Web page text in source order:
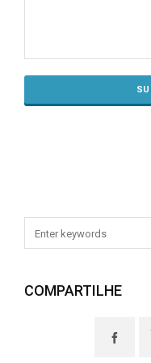
COMPARTILHE